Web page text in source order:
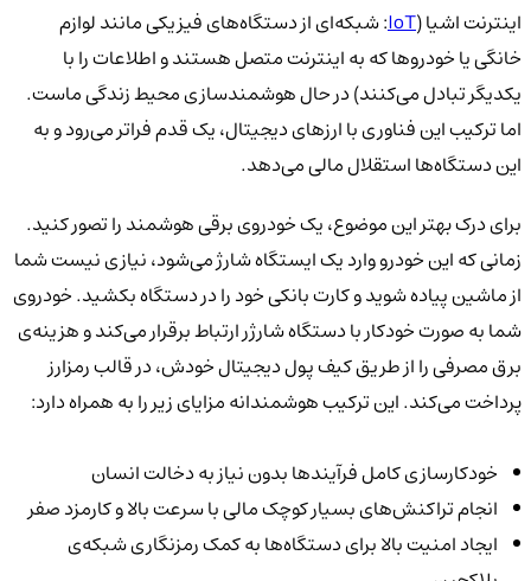
اینترنت اشیا (IoT: شبکه‌ای از دستگاه‌های فیزیکی مانند لوازم
خانگی یا خودروها که به اینترنت متصل هستند و اطلاعات را با
یکدیگر تبادل می‌کنند) در حال هوشمندسازی محیط زندگی ماست.
اما ترکیب این فناوری با ارزهای دیجیتال، یک قدم فراتر می‌رود و به
این دستگاه‌ها استقلال مالی می‌دهد.
برای درک بهتر این موضوع، یک خودروی برقی هوشمند را تصور کنید.
زمانی که این خودرو وارد یک ایستگاه شارژ می‌شود، نیازی نیست شما
از ماشین پیاده شوید و کارت بانکی خود را در دستگاه بکشید. خودروی
شما به صورت خودکار با دستگاه شارژر ارتباط برقرار می‌کند و هزینه‌ی
برق مصرفی را از طریق کیف پول دیجیتال خودش، در قالب رمزارز
پرداخت می‌کند. این ترکیب هوشمندانه مزایای زیر را به همراه دارد:
خودکارسازی کامل فرآیندها بدون نیاز به دخالت انسان
انجام تراکنش‌های بسیار کوچک مالی با سرعت بالا و کارمزد صفر
ایجاد امنیت بالا برای دستگاه‌ها به کمک رمزنگاری شبکه‌ی